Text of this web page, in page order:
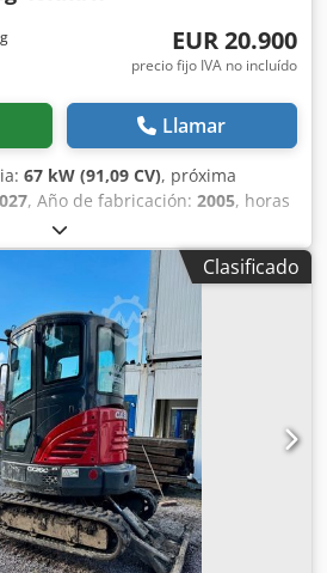
EUR 20.900
precio fijo IVA no incluído
Llamar
67 kW (91,09 CV), próxima
, Año de fabricación: 2005, horas
, Equipamiento:
tracción a las cuatro ruedas,
hasta hace poco. Segundo
manos de la administración
a 2017 y de 2017 a 2026.
de 4 cilindros con 4485 cc
Hi-LO de 24 velocidades: 4
escalonamientos bajo carga y
km/h. Instalación de aire
confort con asiento del conductor
y aire acondicionado. Toma de
750/1000 rpm). Elevador trasero
y cilindros adicionales (5060
Enganche de remolque de
Clasificado